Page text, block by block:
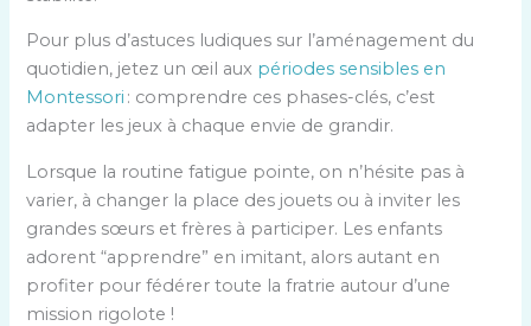
Pour plus d’astuces ludiques sur l’aménagement du
quotidien, jetez un œil aux périodes sensibles en
Montessori : comprendre ces phases-clés, c’est
adapter les jeux à chaque envie de grandir.
Lorsque la routine fatigue pointe, on n’hésite pas à
varier, à changer la place des jouets ou à inviter les
grandes sœurs et frères à participer. Les enfants
adorent “apprendre” en imitant, alors autant en
profiter pour fédérer toute la fratrie autour d’une
mission rigolote !